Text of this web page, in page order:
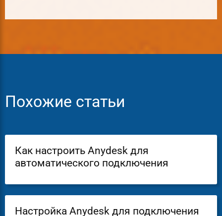
Похожие статьи
Как настроить Anydesk для
автоматического подключения
Настройка Anydesk для подключения